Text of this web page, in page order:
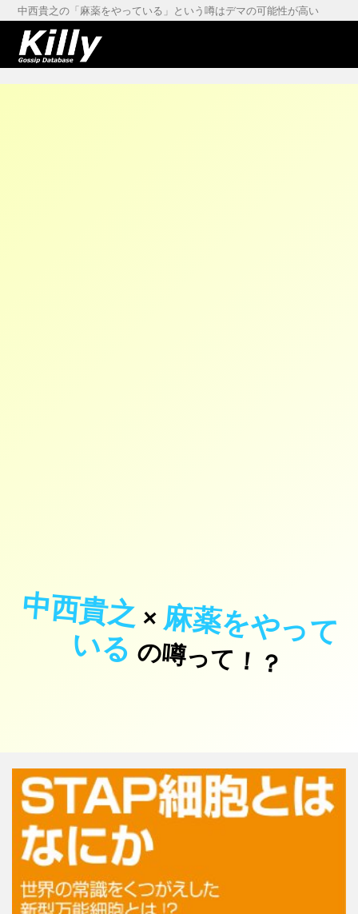
中西貴之の「麻薬をやっている」という噂はデマの可能性が高い
中西貴之× 麻
薬
を
や
っ
て
い
る の噂って！？